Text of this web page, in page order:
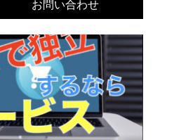
お問い合わせ